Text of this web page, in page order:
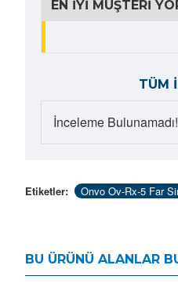
EN İYI MÜŞTERI
TÜM
İnceleme Bulunamadı!
Etiketler: Onvo Ov-Rx-5 Far
BU ÜRÜNÜ ALANLAR